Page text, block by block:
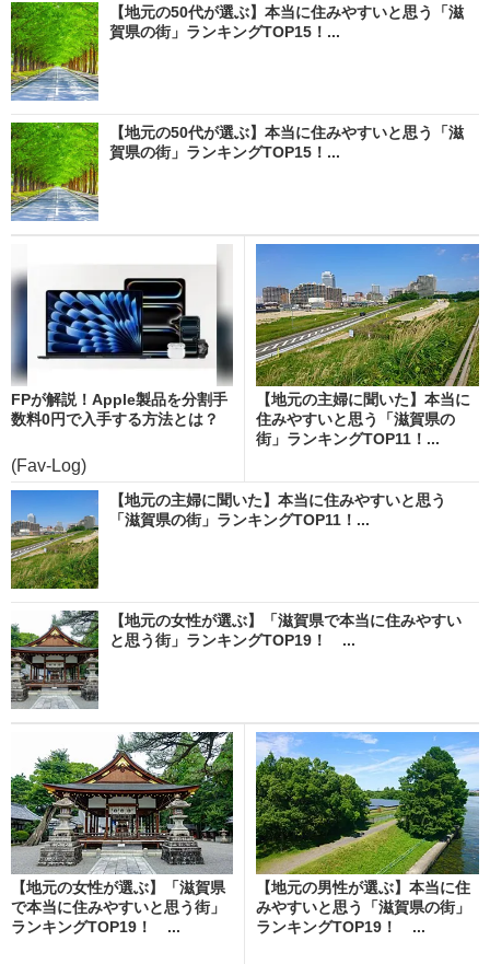
【地元の50代が選ぶ】本当に住みやすいと思う「滋
賀県の街」ランキングTOP15！...
【地元の50代が選ぶ】本当に住みやすいと思う「滋
賀県の街」ランキングTOP15！...
FPが解説！Apple製品を分割手
数料0円で入手する方法とは？
(Fav-Log)
【地元の主婦に聞いた】本当に
住みやすいと思う「滋賀県の
街」ランキングTOP11！...
【地元の主婦に聞いた】本当に住みやすいと思う
「滋賀県の街」ランキングTOP11！...
【地元の女性が選ぶ】「滋賀県で本当に住みやすい
と思う街」ランキングTOP19！ ...
【地元の女性が選ぶ】「滋賀県
で本当に住みやすいと思う街」
ランキングTOP19！ ...
【地元の男性が選ぶ】本当に住
みやすいと思う「滋賀県の街」
ランキングTOP19！ ...